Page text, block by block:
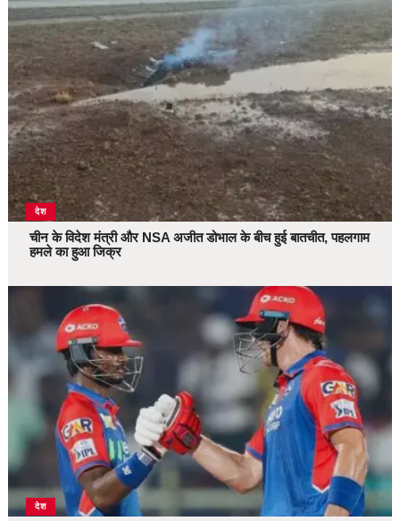
देश
चीन के विदेश मंत्री और NSA अजीत डोभाल के बीच हुई बातचीत, पहलगाम
हमले का हुआ जिक्र
देश